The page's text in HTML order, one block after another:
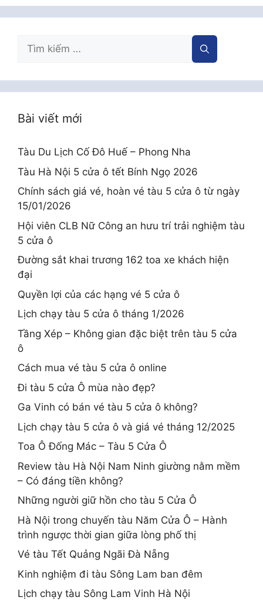
Tìm
Bài viết mới
Tàu Du Lịch Cố Đô Huế – Phong Nha
Tàu Hà Nội 5 cửa ô tết Bính Ngọ 2026
Chính sách giá vé, hoàn vé tàu 5 cửa ô từ ngày
15/01/2026
Hội viên CLB Nữ Công an hưu trí trải nghiệm tàu
5 cửa ô
Đường sắt khai trương 162 toa xe khách hiện
đại
Quyền lợi của các hạng vé 5 cửa ô
Lịch chạy tàu 5 cửa ô tháng 1/2026
Tầng Xép – Không gian đặc biệt trên tàu 5 cửa
ô
Cách mua vé tàu 5 cửa ô online
Đi tàu 5 cửa Ô mùa nào đẹp?
Ga Vinh có bán vé tàu 5 cửa ô không?
Lịch chạy tàu 5 cửa ô và giá vé tháng 12/2025
Toa Ô Đống Mác – Tàu 5 Cửa Ô
Review tàu Hà Nội Nam Ninh giường nằm mềm
– Có đáng tiền không?
Những người giữ hồn cho tàu 5 Cửa Ô
Hà Nội trong chuyến tàu Năm Cửa Ô – Hành
trình ngược thời gian giữa lòng phố thị
Vé tàu Tết Quảng Ngãi Đà Nẵng
Kinh nghiệm đi tàu Sông Lam ban đêm
Lịch chạy tàu Sông Lam Vinh Hà Nội